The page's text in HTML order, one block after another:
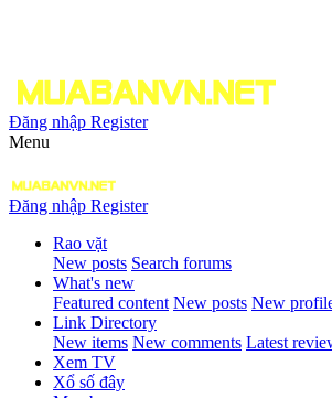
Đăng nhập Register
Menu
Đăng nhập Register
Rao vặt
New posts Search forums
What's new
Featured content New posts New
Link Directory
New items New comments Latest
Xem TV
Xổ số đây